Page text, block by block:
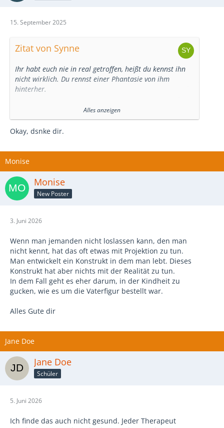
15. September 2025
Zitat von Synne
Ihr habt euch nie in real getroffen, heißt du kennst ihn
nicht wirklich. Du rennst einer Phantasie von ihm
hinterher.
Zweitens: ganz ehrlich? Ich hätte, an seiner Stelle, dir
keine weitere Chance gegeben.
Ich meine, erst ein Korb, dann unter einem Fake Account
Grenzen setze und wieder ein Korb.
Das wären mir zu viele rote Flaggen
Zumal du beschimpft wenn seine Seite zu unklar ist aber
selbst eine Ambivalenz ohne Ende an den Tag legst.
Ich glaub der Kerl musste genug durch machen. Lass ihn
Alles anzeigen
Okay, dsnke dir.
Monise
Monise
New Poster
3. Juni 2026
Wenn man jemanden nicht loslassen kann, den man
nicht kennt, hat das oft etwas mit Projektion zu tun.
Man entwickelt ein Konstrukt in dem man lebt. Dieses
Konstrukt hat aber nichts mit der Realität zu tun.
In dem Fall geht es eher darum, in der Kindheit zu
gucken, wie es um die Vaterfigur bestellt war.
Alles Gute dir
Jane Doe
Jane Doe
Schüler
5. Juni 2026
Ich finde das auch nicht gesund. Jeder Therapeut